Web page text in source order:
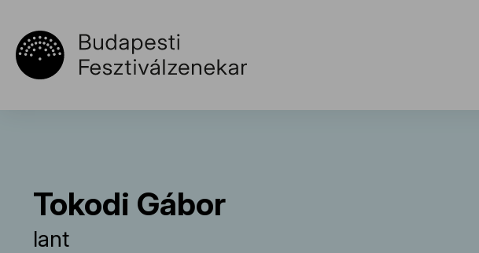
Tokodi Gábor
lant